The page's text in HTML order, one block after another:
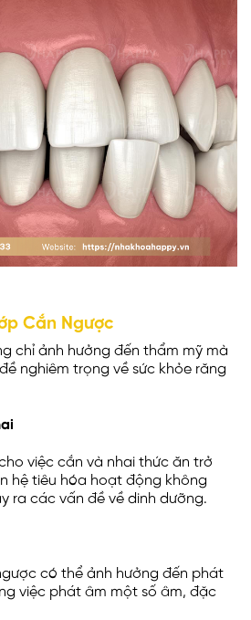
Cắn Ngược
chỉ ảnh hưởng đến thẩm mỹ mà
nghiêm trọng về sức khỏe răng
việc cắn và nhai thức ăn trở
hệ tiêu hóa hoạt động không
ra các vấn đề về dinh dưỡng.
có thể ảnh hưởng đến phát
việc phát âm một số âm, đặc